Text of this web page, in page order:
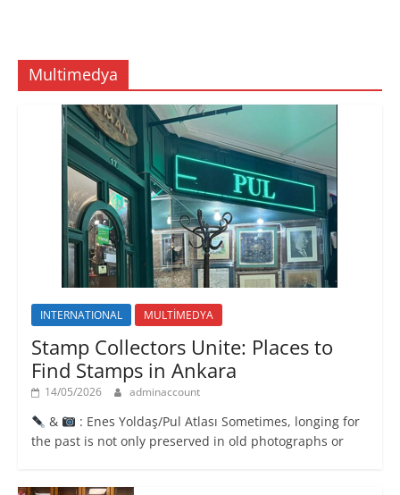
Multimedya
INTERNATIONAL MULTİMEDYA
Stamp Collectors Unite: Places to
Find Stamps in Ankara
14/05/2026 adminaccount
&
: Enes Yoldaş/Pul Atlası Sometimes, longing for
the past is not only preserved in old photographs or